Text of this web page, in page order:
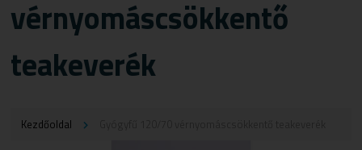
vérnyomáscsökkentő
teakeverék
Kezdőoldal